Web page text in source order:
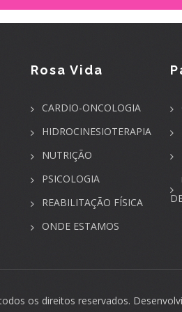
Rosa Vida
CARDIO-ONCOLOGIA
HIDROCINESIOTERAPIA
NUTRIÇÃO
PSICOLOGIA
REABILITAÇÃO FÍSICA
ONDE ESTAMOS
os direitos reservados.